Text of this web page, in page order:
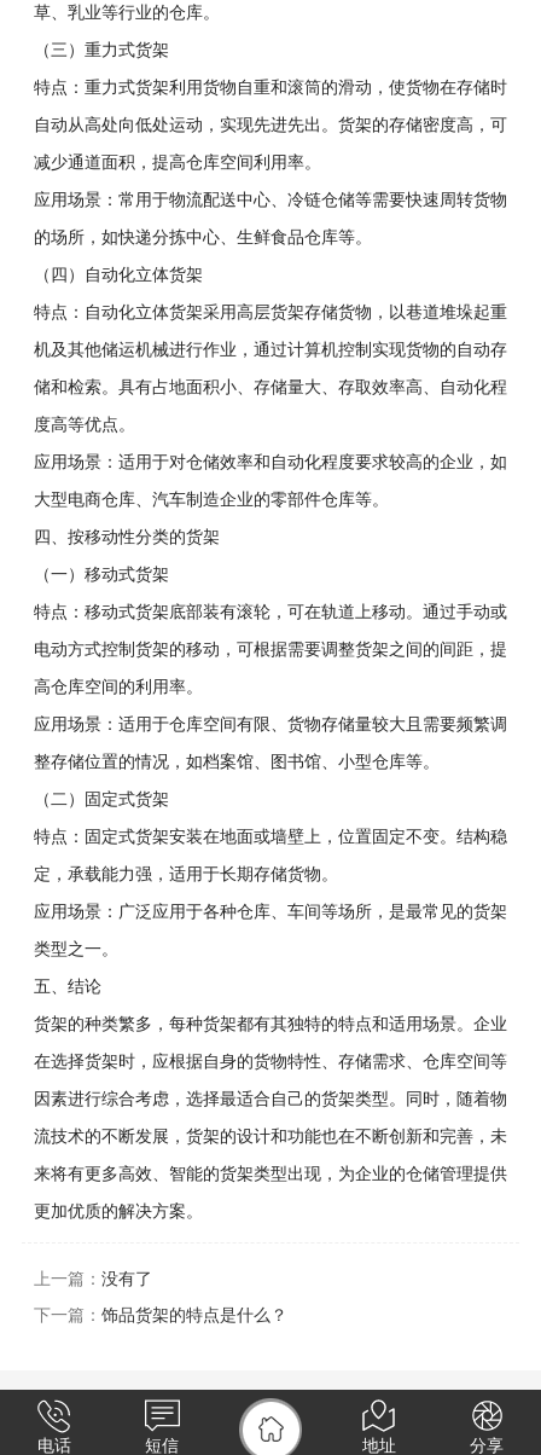
草、乳业等行业的仓库。
（三）重力式货架
特点：重力式货架利用货物自重和滚筒的滑动，使货物在存储时
自动从高处向低处运动，实现先进先出。货架的存储密度高，可
减少通道面积，提高仓库空间利用率。
应用场景：常用于物流配送中心、冷链仓储等需要快速周转货物
的场所，如快递分拣中心、生鲜食品仓库等。
（四）自动化立体货架
特点：自动化立体货架采用高层货架存储货物，以巷道堆垛起重
机及其他储运机械进行作业，通过计算机控制实现货物的自动存
储和检索。具有占地面积小、存储量大、存取效率高、自动化程
度高等优点。
应用场景：适用于对仓储效率和自动化程度要求较高的企业，如
大型电商仓库、汽车制造企业的零部件仓库等。
四、按移动性分类的货架
（一）移动式货架
特点：移动式货架底部装有滚轮，可在轨道上移动。通过手动或
电动方式控制货架的移动，可根据需要调整货架之间的间距，提
高仓库空间的利用率。
应用场景：适用于仓库空间有限、货物存储量较大且需要频繁调
整存储位置的情况，如档案馆、图书馆、小型仓库等。
（二）固定式货架
特点：固定式货架安装在地面或墙壁上，位置固定不变。结构稳
定，承载能力强，适用于长期存储货物。
应用场景：广泛应用于各种仓库、车间等场所，是最常见的货架
类型之一。
五、结论
货架的种类繁多，每种货架都有其独特的特点和适用场景。企业
在选择货架时，应根据自身的货物特性、存储需求、仓库空间等
因素进行综合考虑，选择最适合自己的货架类型。同时，随着物
流技术的不断发展，货架的设计和功能也在不断创新和完善，未
来将有更多高效、智能的货架类型出现，为企业的仓储管理提供
更加优质的解决方案。
上一篇： 没有了
下一篇： 饰品货架的特点是什么？
电话 短信 地址 分享